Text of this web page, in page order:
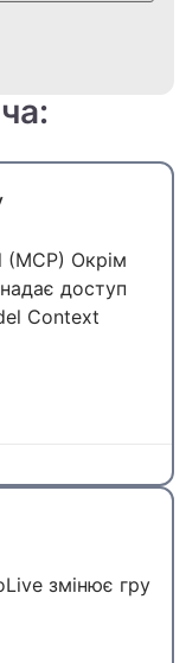
Окрім
доступ
Context
змінює гру